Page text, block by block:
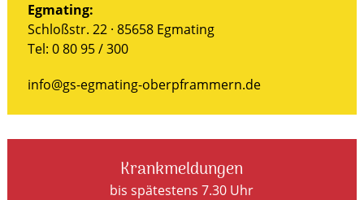
Egmating:
Schloßstr. 22 · 85658 Egmating
Tel: 0 80 95 / 300
info@gs-egmating-oberpframmern.de
Krankmeldungen
bis spätestens 7.30 Uhr